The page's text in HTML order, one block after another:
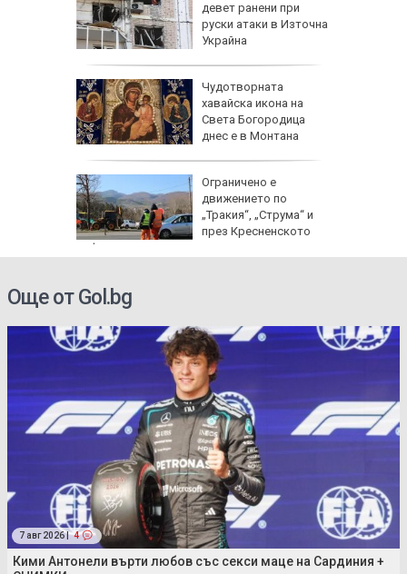
девет ранени при
руски атаки в Източна
Украйна
Чудотворната
хавайска икона на
Света Богородица
днес е в Монтана
Ограничено е
движението по
„Тракия“, „Струма“ и
през Кресненското
дефиле
Още от Gol.bg
7 авг 2026 | 4
Кими Антонели върти любов със секси маце на Сардиния +